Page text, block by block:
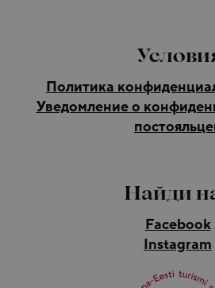
Политика
Уведомление о
Найди
Facebook
Instagram